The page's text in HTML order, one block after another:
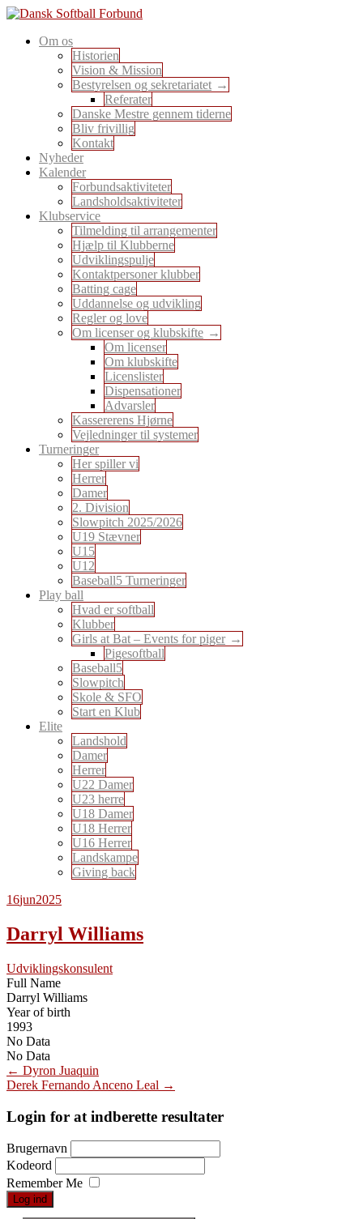
Skip
content
Dansk Softball Forbund
En sport for alle
Om os
Historien
Vision & Mission
Bestyrelsen og sekretariatet
Referater
Danske Mestre gennem tiderne
Bliv frivillig
Kontakt
Nyheder
Kalender
Forbundsaktiviteter
Landsholdsaktiviteter
Klubservice
Tilmelding til arrangementer
Hjælp til Klubberne
Udviklingspulje
Kontaktpersoner klubber
Batting cage
Uddannelse og udvikling
Regler og love
Om licenser og klubskifte
Om licenser
Om klubskifte
Licenslister
Dispensationer
Advarsler
Kassererens Hjørne
Vejledninger til systemer
Turneringer
Her spiller vi
Herrer
Damer
2. Division
Slowpitch 2025/2026
U19 Stævner
U15
U12
Baseball5 Turneringer
Play ball
Hvad er softball
Klubber
Girls at Bat – Events for piger
Pigesoftball
Baseball5
Slowpitch
Skole & SFO
Start en Klub
Elite
Landshold
Damer
Herrer
U22 Damer
U23 herre
U18 Damer
U18 Herrer
U16 Herrer
Landskampe
Giving back
16jun2025
Darryl Williams
Udviklingskonsulent
Full Name
Darryl Williams
Year of birth
1993
No Data
No Data
Post
navigation
← Dyron Juaquin
Derek Fernando Anceno Leal →
Login for at indberette resultater
Brugernavn
Kodeord
Remember Me